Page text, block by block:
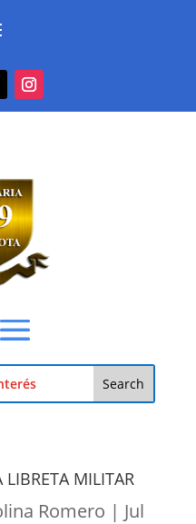
LIBRETA MILITAR
Romero | Jul